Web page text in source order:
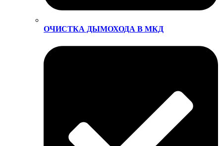
ОЧИСТКА ДЫМОХОДА В МКД